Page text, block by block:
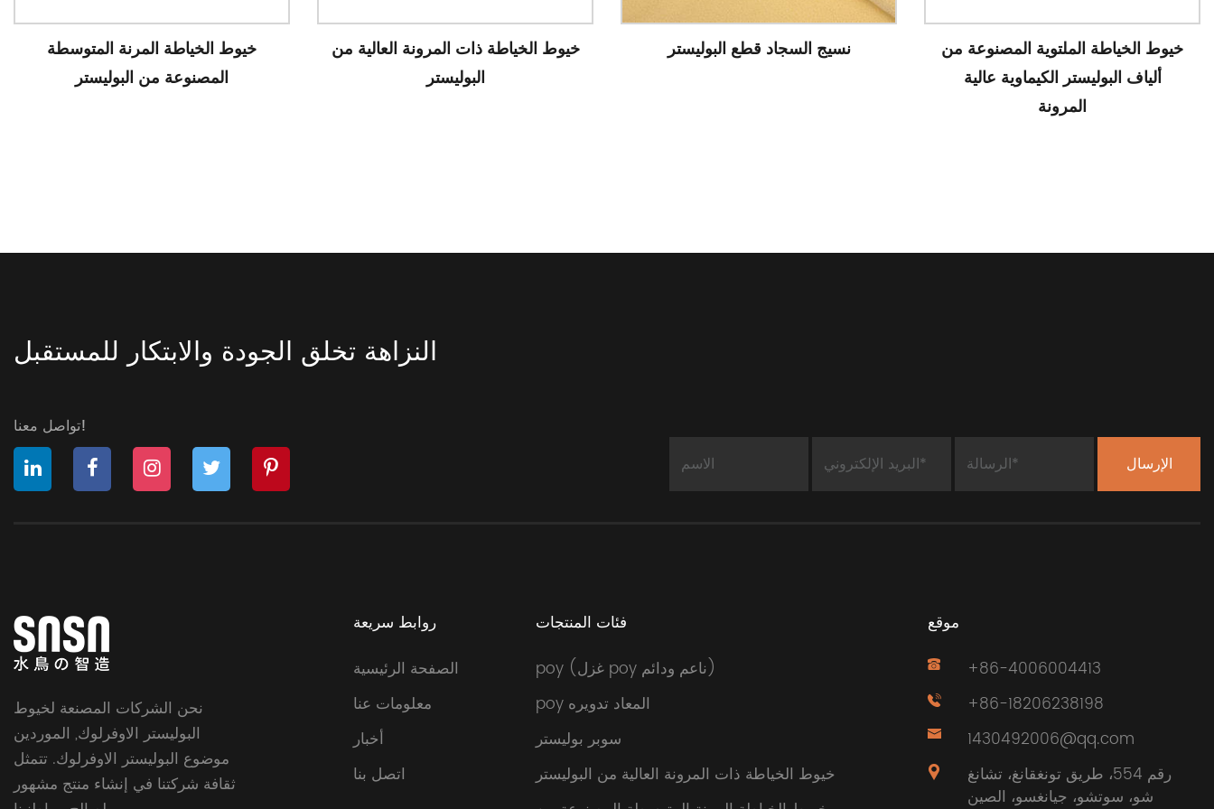
خيوط الخياطة ذات المرونة العالية من
البوليستر
نسيج السجاد قطع البوليستر
خيوط الخياطة الملتوية المصنوعة من
poy المعاد تدويره
النزاهة تخلق الجودة والابتكار للمستقبل
تواصل معنا!
نحن الشركات المصنعة لخيوط
البوليستر الاوفرلوك, الموردين
موضوع البوليستر الاوفرلوك. تتمثل
ثقافة شركتنا في إنشاء منتج مشهور
روابط سريعة
الصفحة الرئيسية
معلومات عنا
أخبار
اتصل بنا
فئات المنتجات
poy (غزل poy ناعم ودائم)
poy المعاد تدويره
سوبر بوليستر
خيوط الخياطة ذات المرونة العالية من البوليستر
موقع
+86-4006004413
+86-18206238198
1430492006@qq.com
رقم 554، طريق تونغقانغ، تشانغ
شو، سوتشو، جيانغسو، الصين